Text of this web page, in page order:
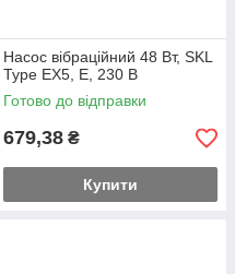
Насос вібраційний 48 Вт, SKL
Type EX5, E, 230 В
Готово до відправки
679,38 ₴
Купити